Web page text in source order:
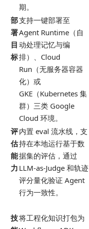
期。
部
署
目
标
支持一键部署至
Agent Runtime（自
动处理记忆与编
排）、Cloud
Run（无服务器容器
化）或
GKE（Kubernetes 集
群）三类 Google
Cloud 环境。
评
估
能
力
内置 eval 流水线，支
持在本地运行基于数
据集的评估，通过
LLM-as-Judge 和轨迹
评分量化验证 Agent
行为一致性。
技将工程化知识打包为